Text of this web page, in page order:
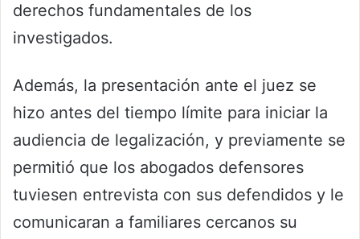
derechos fundamentales de los
investigados.
Además, la presentación ante el juez se
hizo antes del tiempo límite para iniciar la
audiencia de legalización, y previamente se
permitió que los abogados defensores
tuviesen entrevista con sus defendidos y le
comunicaran a familiares cercanos su